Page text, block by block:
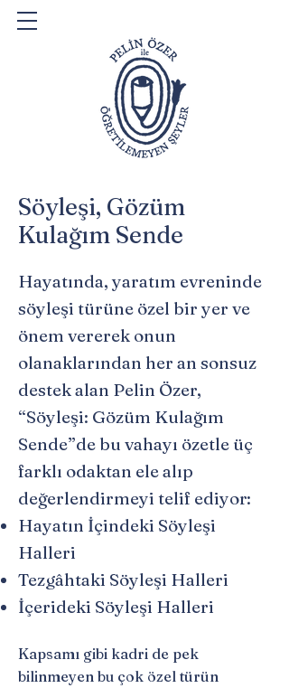
Söyleşi, Gözüm
Kulağım Sende
Hayatında, yaratım evreninde
söyleşi türüne özel bir yer ve
önem vererek onun
olanaklarından her an sonsuz
destek alan Pelin Özer,
“Söyleşi: Gözüm Kulağım
Sende”de bu vahayı özetle üç
farklı odaktan ele alıp
değerlendirmeyi telif ediyor:
Hayatın İçindeki Söyleşi
Halleri
Tezgâhtaki Söyleşi Halleri
İçerideki Söyleşi Halleri
Kapsamı gibi kadri de pek
bilinmeyen bu çok özel türün